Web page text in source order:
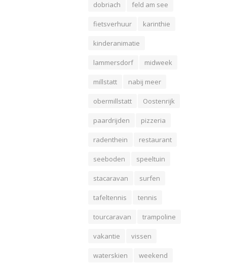
dobriach feld am see
fietsverhuur karinthie
kinderanimatie
lammersdorf midweek
millstatt nabij meer
obermillstatt Oostenrijk
paardrijden pizzeria
radenthein restaurant
seeboden speeltuin
stacaravan surfen
tafeltennis tennis
tourcaravan trampoline
vakantie vissen
waterskien weekend